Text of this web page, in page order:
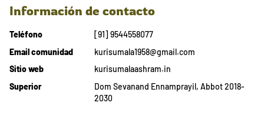
Información de contacto
Teléfono
[91] 9544558077
Email comunidad
kurisumala1958@gmail.com
Sitio web
kurisumalaashram.in
Superior
Dom Sevanand Ennamprayil, Abbot 2018-
2030